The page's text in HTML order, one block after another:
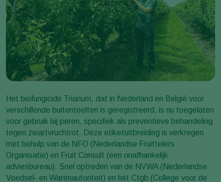
Het biofungicide Trianum, dat in Nederland en België voor
verschillende buitenteelten is geregistreerd, is nu toegelaten
voor gebruik bij peren, specifiek als preventieve behandeling
tegen zwartvruchtrot. Deze etiketuitbreiding is verkregen
met behulp van de NFO (Nederlandse Fruittelers
Organisatie) en Fruit Consult (een onafhankelijk
adviesbureau). Snel optreden van de NVWA (Nederlandse
Voedsel- en Warenautoriteit) en het Ctgb (College voor de